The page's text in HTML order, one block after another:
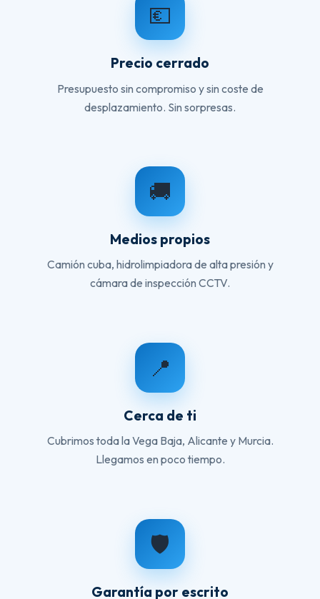
💶
Precio cerrado
Presupuesto sin compromiso y sin coste de
desplazamiento. Sin sorpresas.
🚚
Medios propios
Camión cuba, hidrolimpiadora de alta presión y
cámara de inspección CCTV.
📍
Cerca de ti
Cubrimos toda la Vega Baja, Alicante y Murcia.
Llegamos en poco tiempo.
🛡️
Garantía por escrito